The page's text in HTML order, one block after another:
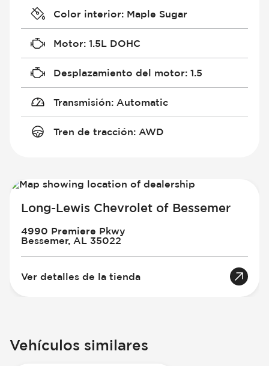
Color interior: Maple Sugar
Motor: 1.5L DOHC
Desplazamiento del motor: 1.5
Transmisión: Automatic
Tren de tracción: AWD
Long-Lewis Chevrolet of Bessemer
4990 Premiere Pkwy
Bessemer, AL 35022
Ver detalles de la tienda
Vehículos similares